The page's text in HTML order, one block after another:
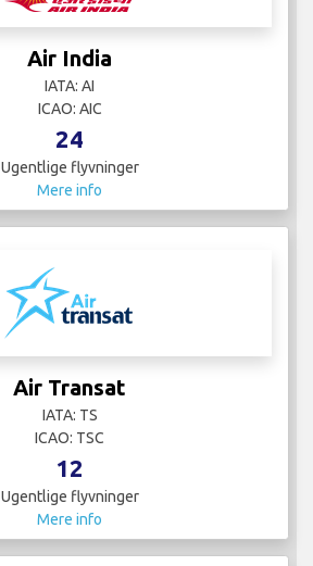
Air India
IATA: AI
ICAO: AIC
24
Ugentlige flyvninger
Mere info
Air Transat
IATA: TS
ICAO: TSC
12
Ugentlige flyvninger
Mere info